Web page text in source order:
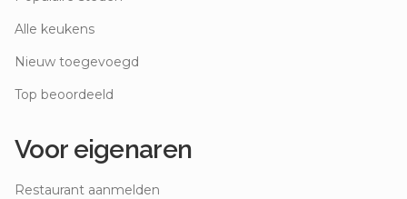
Alle keukens
Nieuw toegevoegd
Top beoordeeld
Voor eigenaren
Restaurant aanmelden